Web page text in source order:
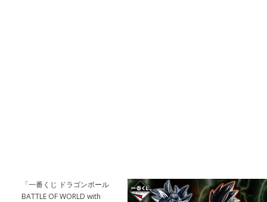
「一番くじ ドラゴンボール
BATTLE OF WORLD with